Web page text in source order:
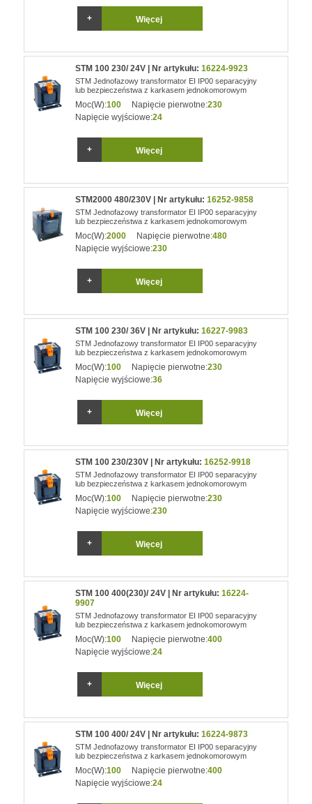
Więcej
STM 100 230/ 24V | Nr artykułu:16224-9923
STM Jednofazowy transformator EI IP00 separacyjny
lub bezpieczeństwa z karkasem jednokomorowym
Moc(W):100 Napięcie pierwotne:230
Napięcie wyjściowe:24
Więcej
STM2000 480/230V | Nr artykułu:16252-9858
STM Jednofazowy transformator EI IP00 separacyjny
lub bezpieczeństwa z karkasem jednokomorowym
Moc(W):2000 Napięcie pierwotne:480
Napięcie wyjściowe:230
Więcej
STM 100 230/ 36V | Nr artykułu:16227-9983
STM Jednofazowy transformator EI IP00 separacyjny
lub bezpieczeństwa z karkasem jednokomorowym
Moc(W):100 Napięcie pierwotne:230
Napięcie wyjściowe:36
Więcej
STM 100 230/230V | Nr artykułu:16252-9918
STM Jednofazowy transformator EI IP00 separacyjny
lub bezpieczeństwa z karkasem jednokomorowym
Moc(W):100 Napięcie pierwotne:230
Napięcie wyjściowe:230
Więcej
STM 100 400(230)/ 24V | Nr artykułu:16224-
9907
STM Jednofazowy transformator EI IP00 separacyjny
lub bezpieczeństwa z karkasem jednokomorowym
Moc(W):100 Napięcie pierwotne:400
Napięcie wyjściowe:24
Więcej
STM 100 400/ 24V | Nr artykułu:16224-9873
STM Jednofazowy transformator EI IP00 separacyjny
lub bezpieczeństwa z karkasem jednokomorowym
Moc(W):100 Napięcie pierwotne:400
Napięcie wyjściowe:24